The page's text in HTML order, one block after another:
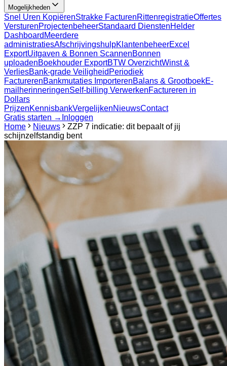
Mogelijkheden
Snel Uren KopiërenStrakke FacturenRittenregistratieOffertes
VersturenProjectenbeheerStandaard DienstenHelder
Dashboard Meerdere
administratiesAfschrijvingshulpKlantenbeheerExcel
ExportUitgaven & Bonnen ScannenBonnen
uploadenBoekhouder ExportBTW OverzichtWinst &
VerliesBank-grade Veiligheid Periodiek
FacturerenBankmutaties ImporterenBalans & GrootboekE-
mailherinneringenSelf-billing VerwerkenFactureren in
Dollars
PrijzenKennisbankVergelijkenNieuwsContact
Gratis starten → Inloggen
Home
Nieuws
ZZP 7 indicatie: dit bepaalt of jij
schijnzelfstandig bent